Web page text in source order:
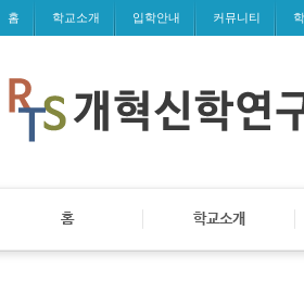
홈 학교소개 입학안내 커뮤니티
홈 학교소개